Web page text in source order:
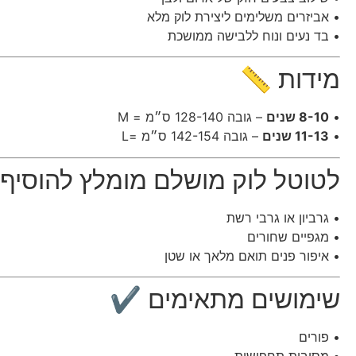
• אביזרים משלימים ליצירת לוק מלא
• בד נעים ונוח ללבישה ממושכת
מידות 📏
• 8-10 שנים
– גובה 128-140 ס״מ = M
• 11-13 שנים – גובה 142-154 ס״מ =L
לטוטל לוק מושלם מומלץ
• גרביון או גרבי רשת
• מגפיים שחורים
• איפור פנים תואם מלאך או שטן
שימושים מתאימים ✔
• פורים